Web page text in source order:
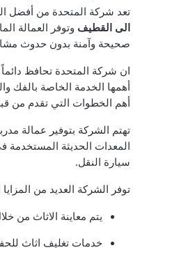
تعد شركة المتحدة من أفضل
الى القطيف وتوفر العمالة
صحيحة وآمنة بدون حدوث
ان شركة المتحدة تحافظ
أهمها الخدمة الخاصة بالفك
أهم الخطوات التي تقدم من
تهتم الشركة بتوفير عمالة
المعدات الحديثة المستخدمة
سيارة النقل.
توفر الشركة العديد من المزايا
يتم معاينة الاثاث من
خدمات تغليف اثاث